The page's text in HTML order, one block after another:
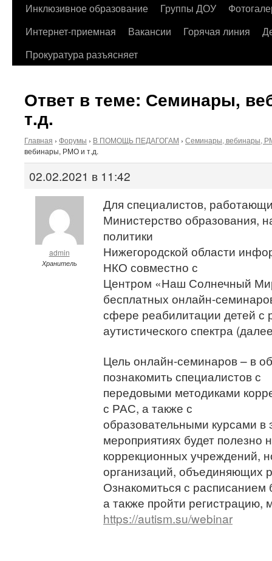
содержимому
Инклюзивное образование
Группы ДОУ
Интернет-приемная
Вакансии Горячая линия
Прокуратура разъясняет
Ответ в теме: Семинары,
т.д.
Главная › Форумы › В ПОМОЩЬ ПЕДАГОГАМ › Семинары, вебинары,
вебинары, РМО и т.д.
02.02.2021 в 11:42
admin
Хранитель
Для специалистов,
Министерство образования,
политики
Нижегородской области
НКО совместно с
Центром «Наш Солнечный
бесплатных онлайн-
сфере реабилитации детей с
аутистического спектра
Цель онлайн-семинаров – в
познакомить специалистов с
передовыми методиками
с РАС, а также с
образовательными курсами в
мероприятиях будет полезно
коррекционных учреждений,
организаций, объединяющих
Ознакомиться с
а также пройти регистрацию,
https://autism.su/webinar